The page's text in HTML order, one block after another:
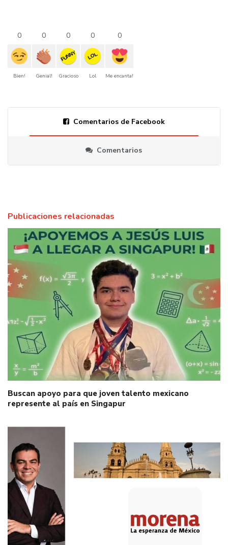
0
Bien!
0
Genial!
0
FUNNY
Gracioso
0
LOL
Lol
0
Me encanta!
Comentarios de Facebook
Comentarios
Publicaciones relacionadas
Buscan apoyo para que joven talento mexicano
represente al país en Singapur